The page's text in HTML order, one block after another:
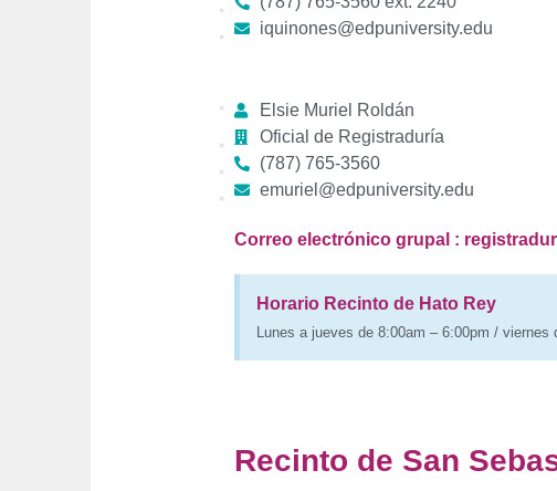
iquinones@edpuniversity.edu
Elsie Muriel Roldán
Oficial de Registraduría
(787) 765-3560
emuriel@edpuniversity.edu
Correo electrónico grupal :
Horario Recinto de Hato Rey
Lunes a jueves de 8:00am – 6:00pm / viernes
Recinto de San